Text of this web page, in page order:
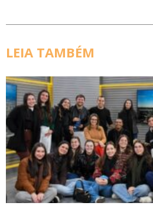
LEIA TAMBÉM